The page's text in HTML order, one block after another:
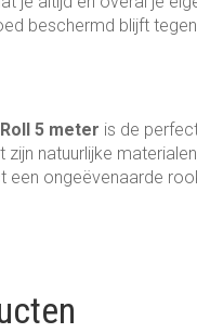
beschermd blijft
5 meter is de
natuurlijke
een ongeëvenaarde